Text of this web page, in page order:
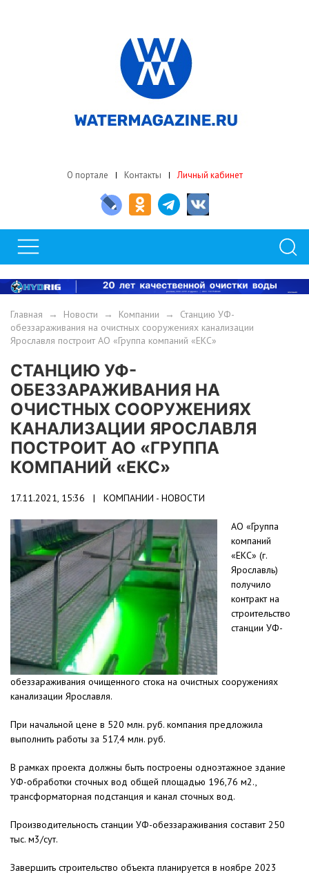
О портале Контакты Личный кабинет
Главная → Новости → Компании → Станцию УФ-
обеззараживания на очистных сооружениях канализации
Ярославля построит АО «Группа компаний «ЕКС»
СТАНЦИЮ УФ-
ОБЕЗЗАРАЖИВАНИЯ НА
ОЧИСТНЫХ СООРУЖЕНИЯХ
КАНАЛИЗАЦИИ ЯРОСЛАВЛЯ
ПОСТРОИТ АО «ГРУППА
КОМПАНИЙ «ЕКС»
17.11.2021, 15:36 | КОМПАНИИ - НОВОСТИ
АО «Группа
компаний
«ЕКС» (г.
Ярославль)
получило
контракт на
строительство
станции УФ-
обеззараживания очищенного стока на очистных сооружениях
канализации Ярославля.
При начальной цене в 520 млн. руб. компания предложила
выполнить работы за 517,4 млн. руб.
В рамках проекта должны быть построены одноэтажное здание
УФ-обработки сточных вод общей площадью 196,76 м2.,
трансформаторная подстанция и канал сточных вод.
Производительность станции УФ-обеззараживания составит 250
тыс. м3/сут.
Завершить строительство объекта планируется в ноябре 2023